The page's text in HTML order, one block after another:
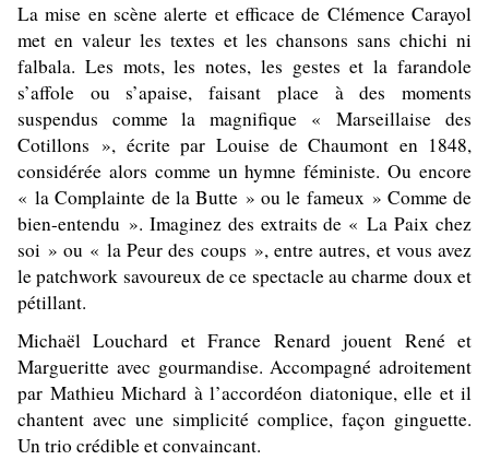
La mise en scène alerte et efficace de Clémence Carayol
met en valeur les textes et les chansons sans chichi ni
falbala. Les mots, les notes, les gestes et la farandole
s’affole ou s’apaise, faisant place à des moments
suspendus comme la magnifique « Marseillaise des
Cotillons », écrite par Louise de Chaumont en 1848,
considérée alors comme un hymne féministe. Ou encore
« la Complainte de la Butte » ou le fameux » Comme de
bien-entendu ». Imaginez des extraits de « La Paix chez
soi » ou « la Peur des coups », entre autres, et vous avez
le patchwork savoureux de ce spectacle au charme doux et
pétillant.
Michaël Louchard et France Renard jouent René et
Margueritte avec gourmandise. Accompagné adroitement
par Mathieu Michard à l’accordéon diatonique, elle et il
chantent avec une simplicité complice, façon ginguette.
Un trio crédible et convaincant.